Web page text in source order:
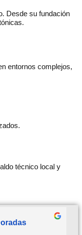
Desde su fundación
entornos complejos,
técnico local y